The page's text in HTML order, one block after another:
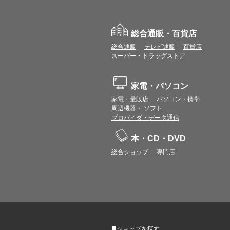
総合通販・百貨店
総合通販 テレビ通販
百貨店
スーパー・ドラッグストア
家電・パソコン
家電・量販店
パソコン・携帯
周辺機器・ ソフト
プロバイダ・データ通信
本・CD・DVD
総合ショップ 専門店